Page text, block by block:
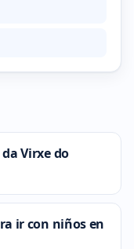
Virxe do
ir con niños en